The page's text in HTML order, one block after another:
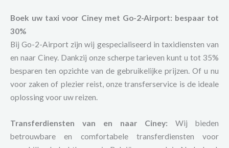
Boek uw taxi voor Ciney met Go-2-Airport: bespaar tot
30%
Bij Go-2-Airport zijn wij gespecialiseerd in taxidiensten van
en naar Ciney. Dankzij onze scherpe tarieven kunt u tot 35%
besparen ten opzichte van de gebruikelijke prijzen. Of u nu
voor zaken of plezier reist, onze transferservice is de ideale
oplossing voor uw reizen.
Transferdiensten van en naar Ciney: Wij bieden
betrouwbare en comfortabele transferdiensten voor